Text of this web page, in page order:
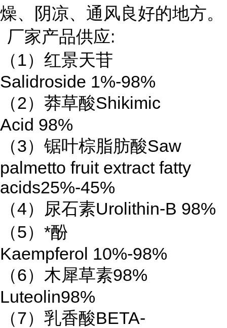
燥、阴凉、通风良好的地方。
厂家产品供应:
（1）红景天苷
Salidroside 1%-98%
（2）莽草酸Shikimic
Acid 98%
（3）锯叶棕脂肪酸Saw
palmetto fruit extract fatty
acids25%-45%
（4）尿石素Urolithin-B 98%
（5）*酚
Kaempferol 10%-98%
（6）木犀草素98%
Luteolin98%
（7）乳香酸BETA-